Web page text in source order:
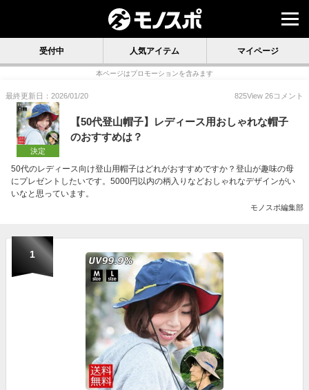
受付中 人気アイテム マイページ
本ページはプロモーションを含みます
最終更新日：2026/01/20 825View 26コメント
決定
【50代登山帽子】レディース用おしゃれな帽子
のおすすめは？
50代のレディース向け登山用帽子はどれがおすすめですか？登山が趣味の母
にプレゼントしたいです。5000円以内の柄入りなどおしゃれなデザインがい
いなと思っています。
モノスポ編集部
1